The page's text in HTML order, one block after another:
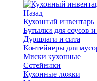
Назад
Кухонный инвентарь
Бутылки для соусов и
Дуршлаги и сита
Контейнеры для
Миски кухонные
Сотейники
Кухонные ложки